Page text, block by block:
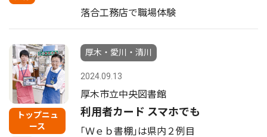
落合工務店で職場体験
トップニュ
ース
厚木・愛川・清川
2024.09.13
厚木市立中央図書館
利用者カード スマホでも
｢Ｗｅｂ書棚｣は県内２例目